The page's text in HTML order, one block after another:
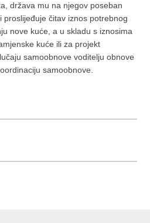
država mu na njegov poseban
proslijeđuje čitav iznos potrebnog
nove kuće, a u skladu s iznosima
kuće ili za projekt
samoobnove voditelju obnove
samoobnove.